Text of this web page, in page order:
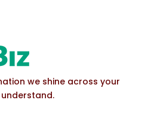
we shine across your